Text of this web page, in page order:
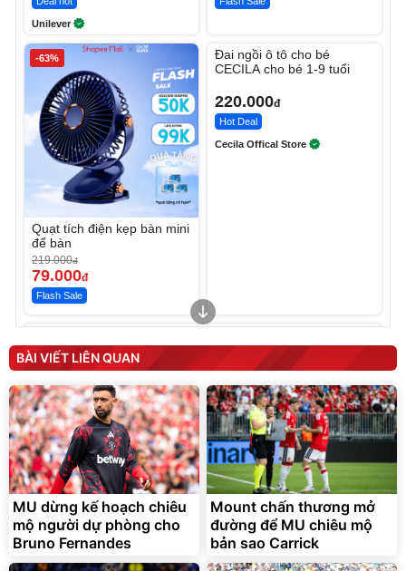
Unilever
-63%
Quạt tích điện kẹp bàn mini
để bàn
219.000đ
79.000đ
Flash Sale
Đai ngồi ô tô cho bé
CECILA cho bé 1-9 tuổi
220.000đ
Hot Deal
Cecila Offical Store
tức thì Vaseline Body
190.000đ
138.330đ
Discount
D2-001 - Thông Minh
3.000.000
2.200.000đ
Flash Sale
Unmute
Vali Bamozo Khung Nhôm
9066 Size 20/24/28 Cao
Cấp
1.000.000đ
825.000đ
Flash Sale
BÀI VIẾT LIÊN QUAN
MU dừng kế hoạch chiêu
mộ người dự phòng cho
Bruno Fernandes
Mount chấn thương mở
đường để MU chiêu mộ
bản sao Carrick